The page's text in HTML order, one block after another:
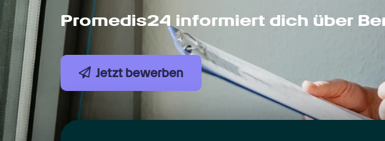
Promedis24 informiert dich über
Jetzt bewerben